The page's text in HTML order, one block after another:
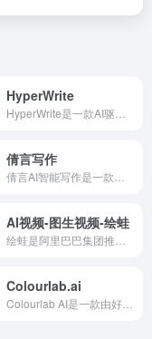
HyperWrite
倩言写作
AI视频-图生视频-绘蛙
Colourlab.ai